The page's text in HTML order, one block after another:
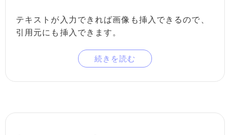
テキストが入力できれば画像も挿入できるので、
引用元にも挿入できます。
続きを読む